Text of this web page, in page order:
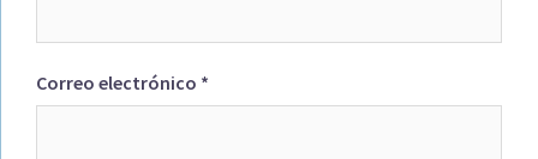
Correo electrónico *